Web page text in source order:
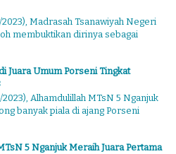
Madrasah Tsanawiyah Negeri
membuktikan dirinya sebagai
Juara Umum Porseni Tingkat
Alhamdulillah MTsN 5 Nganjuk
banyak piala di ajang Porseni
5 Nganjuk Meraih Juara Pertama